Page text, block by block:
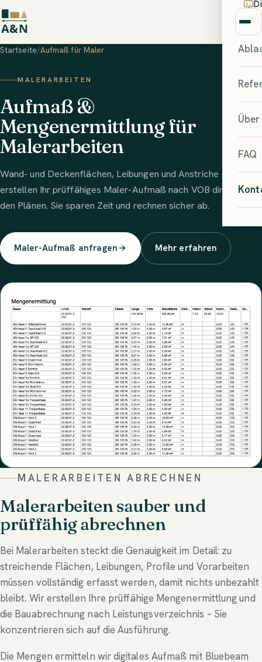
FAQ
Startseite/Aufmaß für Maler
MALERARBEITEN
Aufmaß &
Mengenermittlung für
Malerarbeiten
Wand- und Deckenflächen, Leibungen und Anstriche – wir
erstellen Ihr prüffähiges Maler-Aufmaß nach VOB direkt aus
den Plänen. Sie sparen Zeit und rechnen sicher ab.
Maler-Aufmaß anfragen Mehr erfahren
MALERARBEITEN ABRECHNEN
Malerarbeiten sauber und
prüffähig abrechnen
Bei Malerarbeiten steckt die Genauigkeit im Detail: zu
streichende Flächen, Leibungen, Profile und Vorarbeiten
müssen vollständig erfasst werden, damit nichts unbezahlt
bleibt. Wir erstellen Ihre prüffähige Mengenermittlung und
die Bauabrechnung nach Leistungsverzeichnis – Sie
konzentrieren sich auf die Ausführung.
Die Mengen ermitteln wir digitales Aufmaß mit Bluebeam